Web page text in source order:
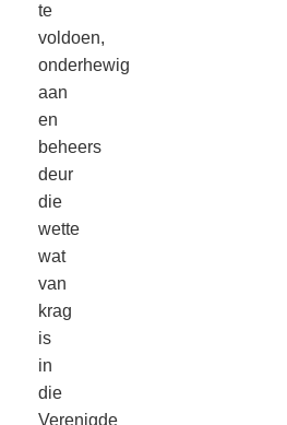
te
voldoen,
onderhewig
aan
en
beheers
deur
die
wette
wat
van
krag
is
in
die
Verenigde